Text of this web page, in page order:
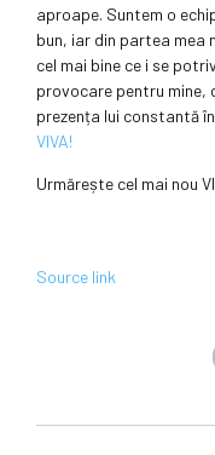
aproape. Suntem o
bun, iar din partea mea
cel mai bine ce i se
provocare pentru mine,
prezența lui constantă
VIVA!
Urmărește cel mai nou
Source link